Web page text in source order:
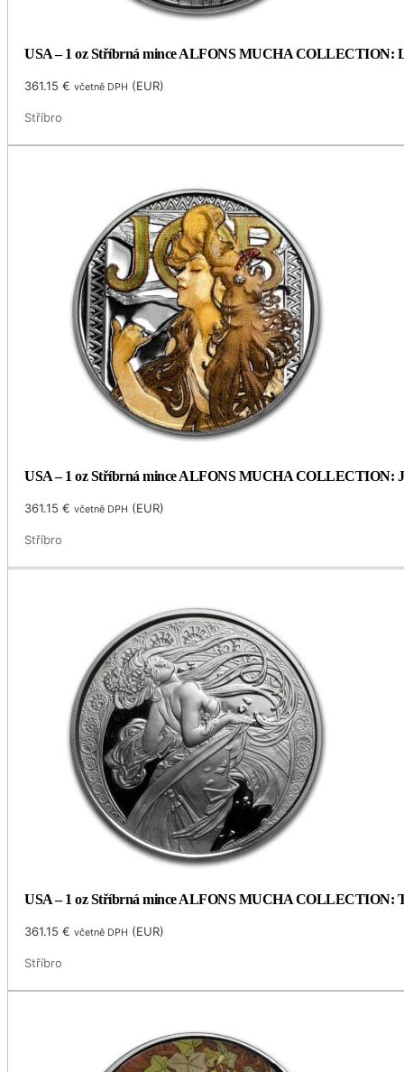
USA – 1 oz Stříbrná mince ALFONS MUCHA COLLECTION:
361.15€ včetně DPH (EUR)
Stříbro
USA – 1 oz Stříbrná mince ALFONS MUCHA COLLECTION:
361.15€ včetně DPH (EUR)
Stříbro
USA – 1 oz Stříbrná mince ALFONS MUCHA COLLECTION:
361.15€ včetně DPH (EUR)
Stříbro